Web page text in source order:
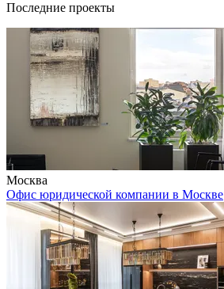
Последние проекты
Москва
Офис юридической компании в Москве